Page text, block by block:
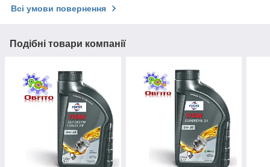
Всі умови повернення
Подібні товари компанії